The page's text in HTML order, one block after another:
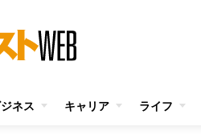
ネス キャリア ライフ